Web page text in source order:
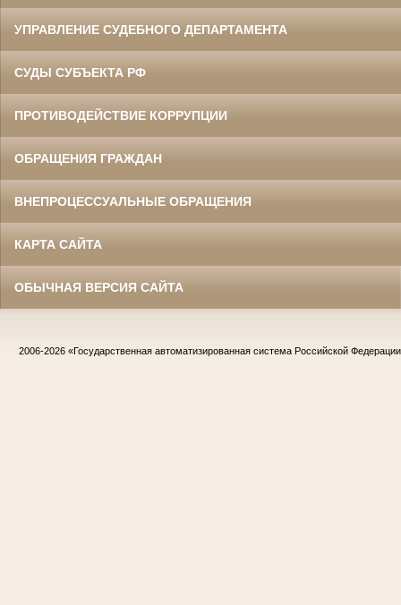
УПРАВЛЕНИЕ СУДЕБНОГО ДЕПАРТАМЕНТА
СУДЫ СУБЪЕКТА РФ
ПРОТИВОДЕЙСТВИЕ КОРРУПЦИИ
ОБРАЩЕНИЯ ГРАЖДАН
ВНЕПРОЦЕССУАЛЬНЫЕ ОБРАЩЕНИЯ
КАРТА САЙТА
ОБЫЧНАЯ ВЕРСИЯ САЙТА
2006-2026 «Государственная автоматизированная система Российской